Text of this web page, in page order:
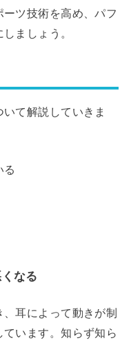
ツ技術を高め、パフ
ましょう。
て解説していきま
る
なる
耳によって動きが制
います。知らず知ら